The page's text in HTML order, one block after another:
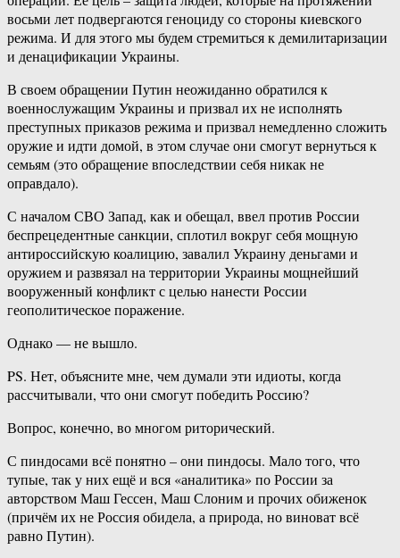
восьми лет подвергаются геноциду со стороны киевского
режима. И для этого мы будем стремиться к демилитаризации
и денацификации Украины.
В своем обращении Путин неожиданно обратился к
военнослужащим Украины и призвал их не исполнять
преступных приказов режима и призвал немедленно сложить
оружие и идти домой, в этом случае они смогут вернуться к
семьям (это обращение впоследствии себя никак не
оправдало).
С началом СВО Запад, как и обещал, ввел против России
беспрецедентные санкции, сплотил вокруг себя мощную
антироссийскую коалицию, завалил Украину деньгами и
оружием и развязал на территории Украины мощнейший
вооруженный конфликт с целью нанести России
геополитическое поражение.
Однако — не вышло.
PS. Нет, объясните мне, чем думали эти идиоты, когда
рассчитывали, что они смогут победить Россию?
Вопрос, конечно, во многом риторический.
С пиндосами всё понятно – они пиндосы. Мало того, что
тупые, так у них ещё и вся «аналитика» по России за
авторством Маш Гессен, Маш Слоним и прочих обиженок
(причём их не Россия обидела, а природа, но виноват всё
равно Путин).